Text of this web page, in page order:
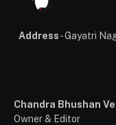
Address- Gayatri
Chandra Bhushan
Owner & Editor